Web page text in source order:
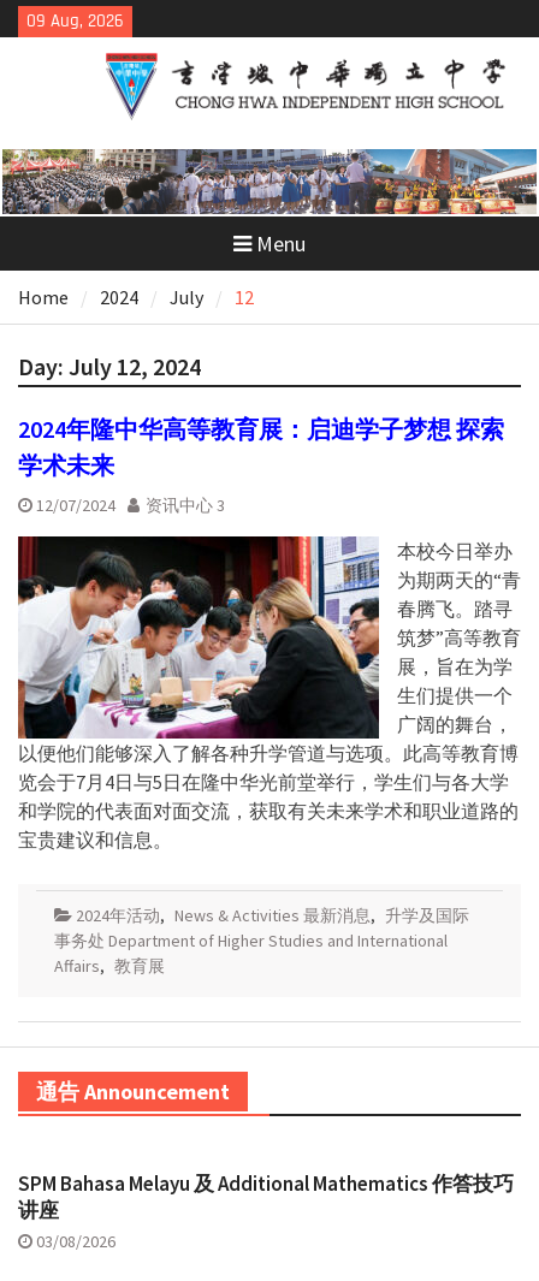
Skip
to
09 Aug, 2026
Menu
Home 2024 July 12
Day: July 12, 2024
2024年隆中华高等教育展：启迪学子梦想 探索
学术未来
12/07/2024 资讯中心 3
本校今日举办
为期两天的“青
春腾飞。踏寻
筑梦”高等教育
展，旨在为学
生们提供一个
广阔的舞台，
以便他们能够深入了解各种升学管道与选项。此高等教育博
览会于7月4日与5日在隆中华光前堂举行，学生们与各大学
和学院的代表面对面交流，获取有关未来学术和职业道路的
宝贵建议和信息。
2024年活动, News & Activities 最新消息, 升学及国际
事务处 Department of Higher Studies and International
Affairs, 教育展
通告 Announcement
SPM Bahasa Melayu 及 Additional Mathematics 作答技巧
讲座
03/08/2026